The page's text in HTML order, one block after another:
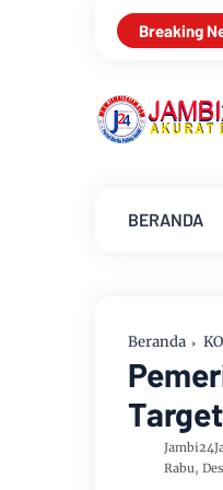
Breaking
Drs
BERANDA
Beranda
Rabu,